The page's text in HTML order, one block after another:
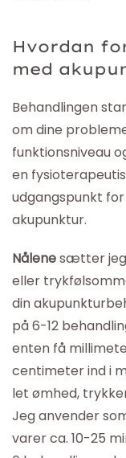
Hvordan
med
Behandlingen
om dine
funktionsniveau
en
udgangspunkt
akupunktur.
Nålenesætter jeg
eller
din
på 6-12
enten få
centimeter ind i
let ømhed,
Jeg anvender
varer ca. 10-25